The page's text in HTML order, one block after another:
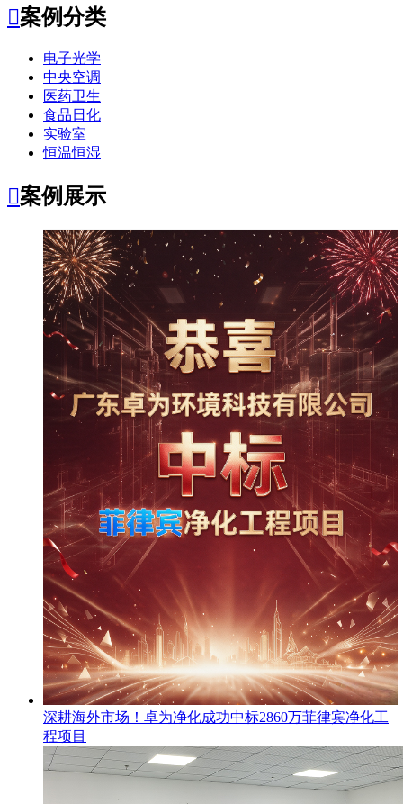
案例分类
电子光学
中央空调
医药卫生
食品日化
实验室
恒温恒湿
案例展示
​深耕海外市场！卓为净化成功中标2860万菲律宾净化工
程项目